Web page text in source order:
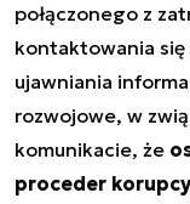
połączonego z
kontaktowania się
ujawniania
rozwojowe, w
komunikacie, że
proceder